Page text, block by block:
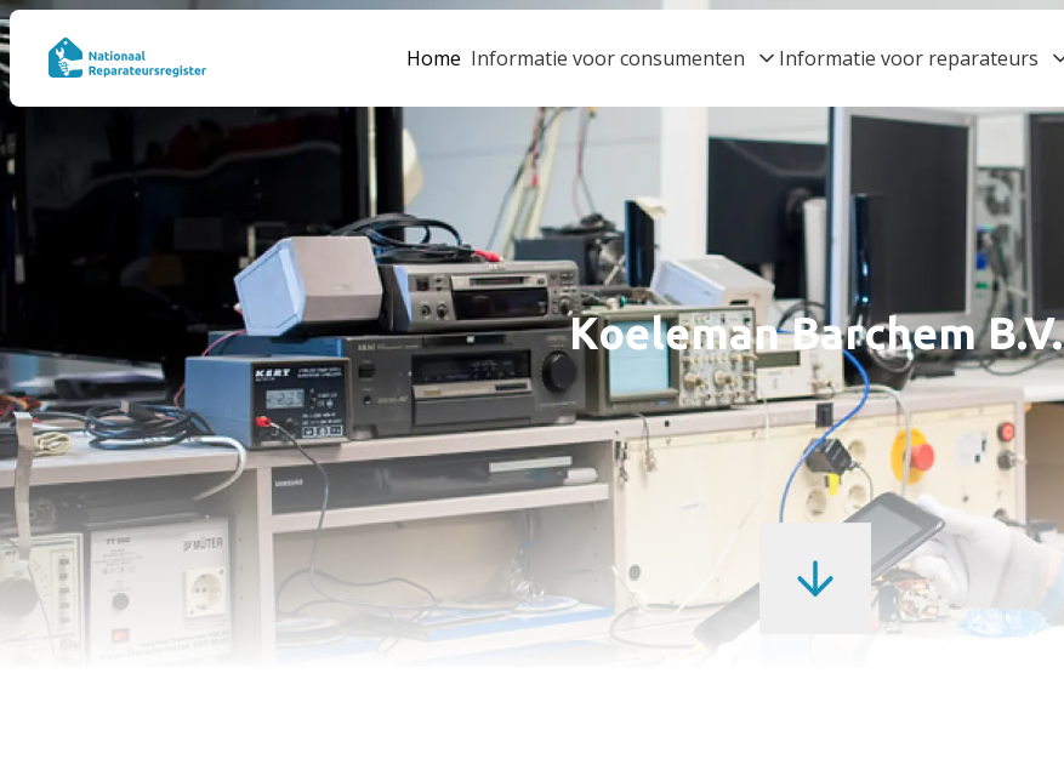
Home Informatie voor consumenten Informatie voor reparateurs
Koeleman Barchem B.V.